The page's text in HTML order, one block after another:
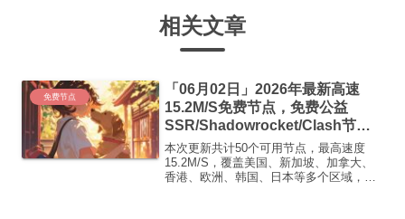
相关文章
免费节点
「06月02日」2026年最新高速
15.2M/S免费节点，免费公益
SSR/Shadowrocket/Clash节
点/v2ray节点|免费订阅|免费梯子|
免费机场
本次更新共计50个可用节点，最高速度
15.2M/S，覆盖美国、新加坡、加拿大、
香港、欧洲、韩国、日本等多个区域，复